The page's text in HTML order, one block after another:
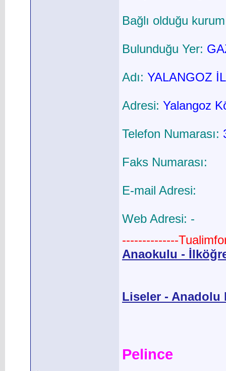
Bağlı olduğu
Bulunduğu Yer:
Adı: YALANGOZ
Adresi: Yalangoz
Telefon Numarası:
Faks Numarası:
E-mail Adresi:
Web Adresi: -
--------------
Anaokulu -
Liseler - Anadolu
Pelince